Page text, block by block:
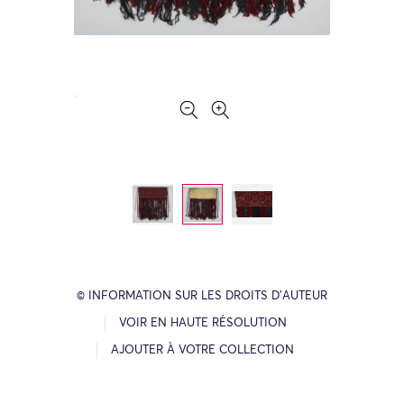
© INFORMATION SUR LES DROITS D’AUTEUR
VOIR EN HAUTE RÉSOLUTION
AJOUTER À VOTRE COLLECTION